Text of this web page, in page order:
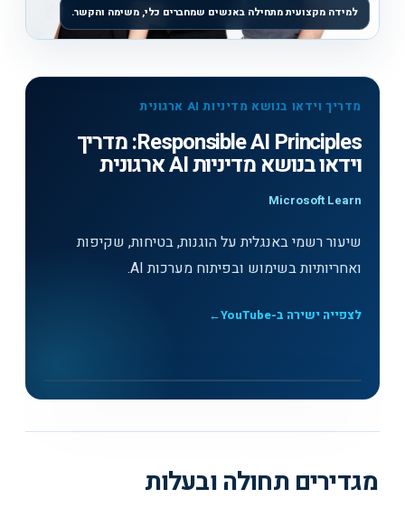
למידה מקצועית מתחילה באנשים שמחברים כלי, משימה והקשר.
מדריך וידאו בנושא מדיניות AI ארגונית
Responsible AI Principles: מדריך
וידאו בנושא מדיניות AI ארגונית
Microsoft Learn
שיעור רשמי באנגלית על הוגנות, בטיחות, שקיפות
ואחריותיות בשימוש ובפיתוח מערכות AI.
לצפייה ישירה ב-YouTube ←
מגדירים תחולה ובעלות